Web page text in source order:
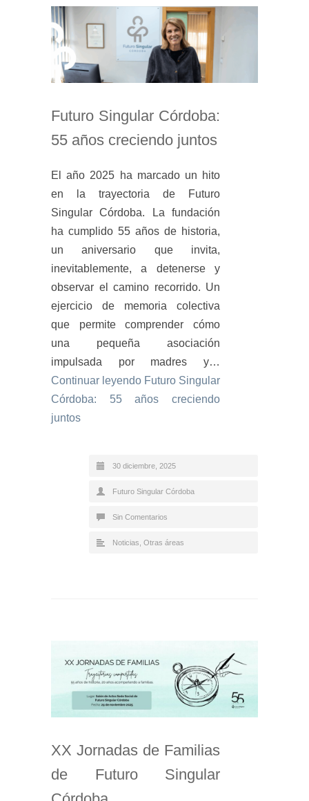
Futuro Singular Córdoba:
55 años creciendo juntos
El año 2025 ha marcado un hito
en la trayectoria de Futuro
Singular Córdoba. La fundación
ha cumplido 55 años de historia,
un aniversario que invita,
inevitablemente, a detenerse y
observar el camino recorrido. Un
ejercicio de memoria colectiva
que permite comprender cómo
una pequeña asociación
impulsada por madres y…
Continuar leyendo Futuro Singular
Córdoba: 55 años creciendo
juntos
30 diciembre, 2025
Futuro Singular Córdoba
Sin Comentarios
Noticias Otras áreas
XX Jornadas de Familias
de Futuro Singular